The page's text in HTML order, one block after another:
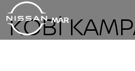
MAR
KOBİ